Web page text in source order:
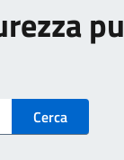
Cerca